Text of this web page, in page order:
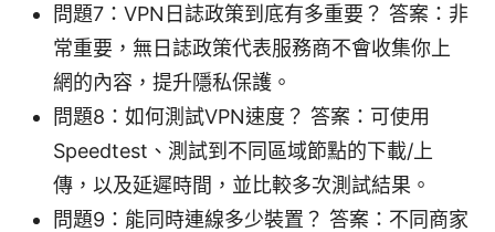
問題7：VPN日誌政策到底有多重要？ 答案：非
常重要，無日誌政策代表服務商不會收集你上
網的內容，提升隱私保護。
問題8：如何測試VPN速度？ 答案：可使用
Speedtest、測試到不同區域節點的下載/上
傳，以及延遲時間，並比較多次測試結果。
問題9：能同時連線多少裝置？ 答案：不同商家